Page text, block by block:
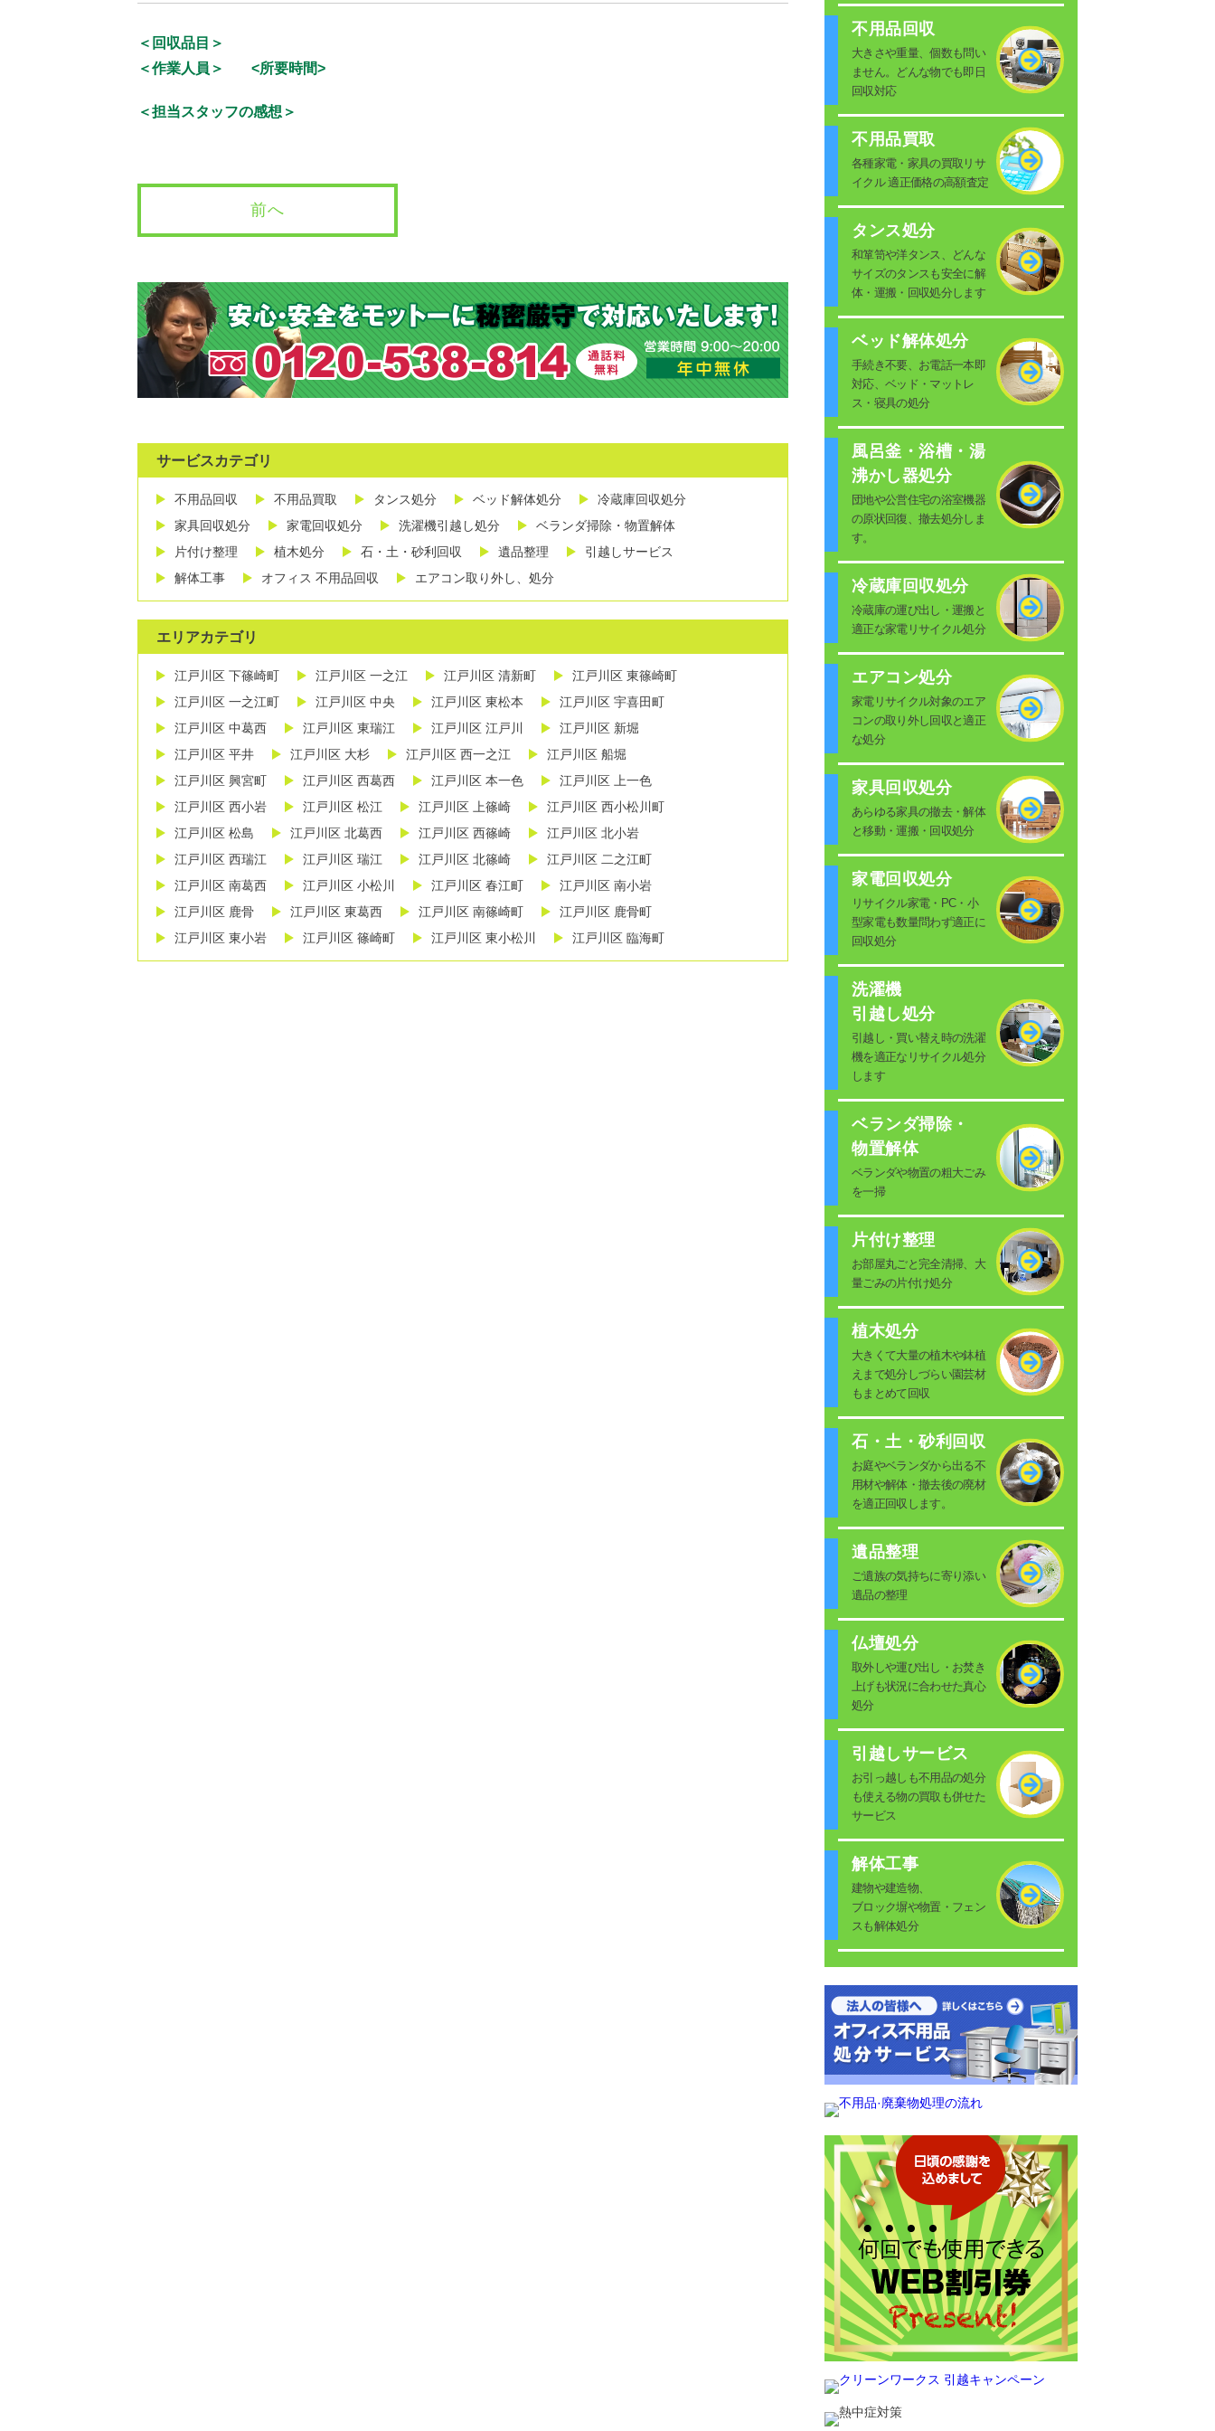
＜回収品目＞
＜作業人員＞
<所要時間>
＜担当スタッフの感想＞
前へ
サービスカテゴリ
不用品回収 不用品買取 タンス処分 ベッド解体処分
冷蔵庫回収処分
家具回収処分
家電回収処分 洗濯機引越し処分
ベランダ掃除・物置解体
片付け整理
植木処分 石・土・砂利回収 遺品整理
引越しサービス
解体工事
オフィス 不用品回収 エアコン取り外し、処分
エリアカテゴリ
江戸川区 下篠崎町 江戸川区 一之江 江戸川区 清新町
江戸川区 東篠崎町
江戸川区 一之江町
江戸川区 中央 江戸川区 東松本
江戸川区 宇喜田町
江戸川区 中葛西
江戸川区 東瑞江 江戸川区 江戸川
江戸川区 新堀
江戸川区 平井
江戸川区 大杉 江戸川区 西一之江
江戸川区 船堀
江戸川区 興宮町
江戸川区 西葛西 江戸川区 本一色
江戸川区 上一色
江戸川区 西小岩
江戸川区 松江 江戸川区 上篠崎
江戸川区 西小松川町
江戸川区 松島
江戸川区 北葛西 江戸川区 西篠崎
江戸川区 北小岩
江戸川区 西瑞江
江戸川区 瑞江 江戸川区 北篠崎
江戸川区 二之江町
江戸川区 南葛西
江戸川区 小松川 江戸川区 春江町
江戸川区 南小岩
江戸川区 鹿骨
江戸川区 東葛西 江戸川区 南篠崎町
江戸川区 鹿骨町
江戸川区 東小岩
江戸川区 篠崎町 江戸川区 東小松川 江戸川区 臨海町
不用品回収
大きさや重量、個数も問い
ません。どんな物でも即日
回収対応
不用品買取
各種家電・家具の買取リサ
イクル 適正価格の高額査定
タンス処分
和箪笥や洋タンス、どんな
サイズのタンスも安全に解
体・運搬・回収処分します
ベッド解体処分
手続き不要、お電話一本即
対応、ベッド・マットレ
ス・寝具の処分
風呂釜・浴槽・湯
沸かし器処分
団地や公営住宅の浴室機器
の原状回復、撤去処分しま
す。
冷蔵庫回収処分
冷蔵庫の運び出し・運搬と
適正な家電リサイクル処分
エアコン処分
家電リサイクル対象のエア
コンの取り外し回収と適正
な処分
家具回収処分
あらゆる家具の撤去・解体
と移動・運搬・回収処分
家電回収処分
リサイクル家電・PC・小
型家電も数量問わず適正に
回収処分
洗濯機
引越し処分
引越し・買い替え時の洗濯
機を適正なリサイクル処分
します
ベランダ掃除・
物置解体
ベランダや物置の粗大ごみ
を一掃
片付け整理
お部屋丸ごと完全清掃、大
量ごみの片付け処分
植木処分
大きくて大量の植木や鉢植
えまで処分しづらい園芸材
もまとめて回収
石・土・砂利回収
お庭やベランダから出る不
用材や解体・撤去後の廃材
を適正回収します。
遺品整理
ご遺族の気持ちに寄り添い
遺品の整理
仏壇処分
取外しや運び出し・お焚き
上げも状況に合わせた真心
処分
引越しサービス
お引っ越しも不用品の処分
も使える物の買取も併せた
サービス
解体工事
建物や建造物、
ブロック塀や物置・フェン
スも解体処分